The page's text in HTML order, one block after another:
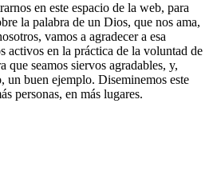
en este espacio de la web, para
la palabra de un Dios, que nos ama,
vamos a agradecer a esa
activos en la práctica de la voluntad de
que seamos siervos agradables, y,
un buen ejemplo. Diseminemos este
personas, en más lugares.